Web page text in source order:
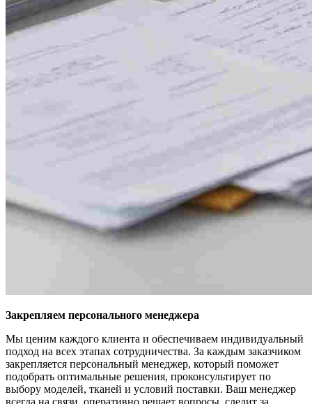
Закрепляем персонального менеджера
Мы ценим каждого клиента и обеспечиваем индивидуальный
подход на всех этапах сотрудничества. За каждым заказчиком
закрепляется персональный менеджер, который поможет
подобрать оптимальные решения, проконсультирует по
выбору моделей, тканей и условий поставки. Ваш менеджер